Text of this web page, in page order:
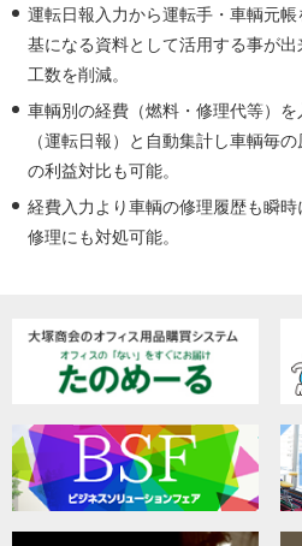
運転日報入力から運転手・車輌元
基になる資料として活用する事が
工数を削減。
車輌別の経費（燃料・修理代等）
（運転日報）と自動集計し車輌毎
の利益対比も可能。
経費入力より車輌の修理履歴も瞬
修理にも対処可能。